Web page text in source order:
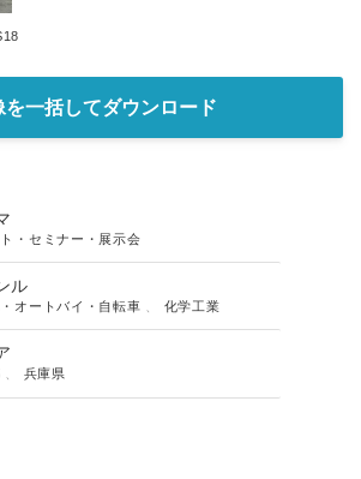
を一括してダウンロード
・セミナー・展示会
ル
オートバイ・自転車 化学工業
兵庫県